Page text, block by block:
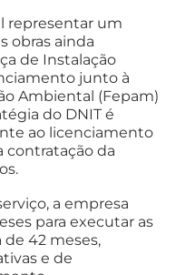
representar um
obras ainda
de Instalação
junto à
Ambiental (Fepam)
do DNIT é
ao licenciamento
contratação da
a empresa
para executar as
de 42 meses,
e de